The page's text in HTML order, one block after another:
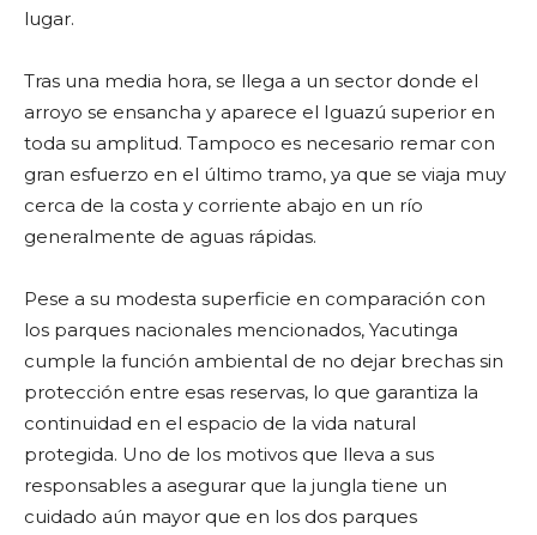
lugar.
Tras una media hora, se llega a un sector donde el
arroyo se ensancha y aparece el Iguazú superior en
toda su amplitud. Tampoco es necesario remar con
gran esfuerzo en el último tramo, ya que se viaja muy
cerca de la costa y corriente abajo en un río
generalmente de aguas rápidas.
Pese a su modesta superficie en comparación con
los parques nacionales mencionados, Yacutinga
cumple la función ambiental de no dejar brechas sin
protección entre esas reservas, lo que garantiza la
continuidad en el espacio de la vida natural
protegida. Uno de los motivos que lleva a sus
responsables a asegurar que la jungla tiene un
cuidado aún mayor que en los dos parques